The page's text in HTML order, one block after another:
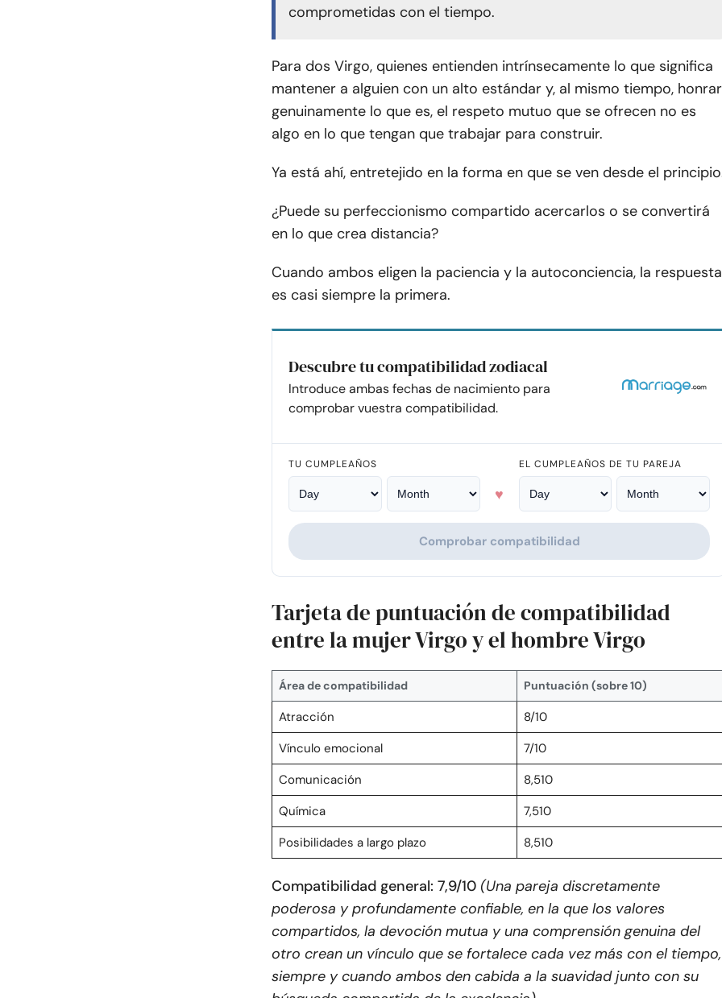
comprometidas con el tiempo.
Para dos Virgo, quienes entienden intrínsecamente lo que significa
mantener a alguien con un alto estándar y, al mismo tiempo, honrar
genuinamente lo que es, el respeto mutuo que se ofrecen no es
algo en lo que tengan que trabajar para construir.
Ya está ahí, entretejido en la forma en que se ven desde el
¿Puede su perfeccionismo compartido acercarlos o se convertirá
en lo que crea distancia?
Cuando ambos eligen la paciencia y la autoconciencia, la respuesta
es casi siempre la primera.
Descubre tu compatibilidad zodiacal
Introduce ambas fechas de nacimiento para
comprobar vuestra compatibilidad.
TU CUMPLEAÑOS
♥
EL CUMPLEAÑOS DE TU PAREJA
Comprobar compatibilidad
Tarjeta de puntuación de compatibilidad
entre la mujer Virgo y el hombre Virgo
Área de compatibilidad Puntuación (sobre 10)
Atracción
8/10
Vínculo emocional
7/10
Comunicación
8,510
Química
7,510
Posibilidades a largo plazo
8,510
Compatibilidad general: 7,9/10 (Una pareja discretamente
poderosa y profundamente confiable, en la que los valores
compartidos, la devoción mutua y una comprensión genuina del
otro crean un vínculo que se fortalece cada vez más con el tiempo,
siempre y cuando ambos den cabida a la suavidad junto con su